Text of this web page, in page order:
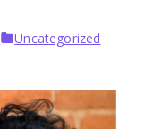
Uncategorized